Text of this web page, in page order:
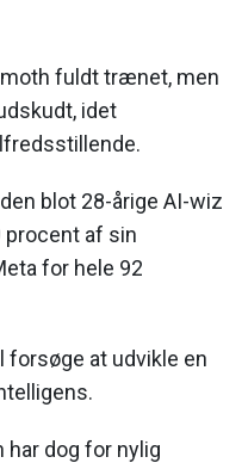
fuldt trænet, men
idet
blot 28-årige AI-wiz
procent af sin
for hele 92
forsøge at udvikle en
har dog for nylig